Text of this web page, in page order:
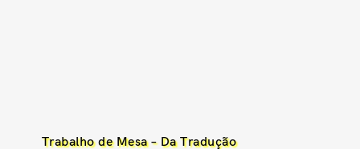
Trabalho de Mesa – Da Tradução